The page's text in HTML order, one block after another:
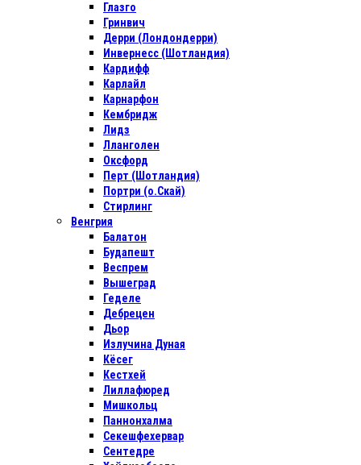
Глазго
Гринвич
Дерри (Лондондерри)
Инвернесс (Шотландия)
Кардифф
Карлайл
Карнарфон
Кембридж
Лидз
Лланголен
Оксфорд
Перт (Шотландия)
Портри (о.Скай)
Стирлинг
Венгрия
Балатон
Будапешт
Веспрем
Вышеград
Геделе
Дебрецен
Дьор
Излучина Дуная
Кёсег
Кестхей
Лиллафюред
Мишкольц
Паннонхалма
Секешфехервар
Сентедре